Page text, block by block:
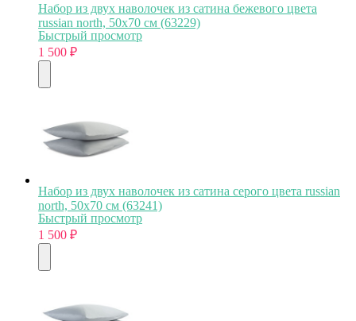
Набор из двух наволочек из сатина бежевого цвета
russian north, 50х70 см (63229)
Быстрый просмотр
1 500 ₽
Набор из двух наволочек из сатина серого цвета russian
north, 50х70 см (63241)
Быстрый просмотр
1 500 ₽